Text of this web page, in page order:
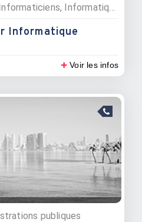
Informatique
Voir les infos
publiques